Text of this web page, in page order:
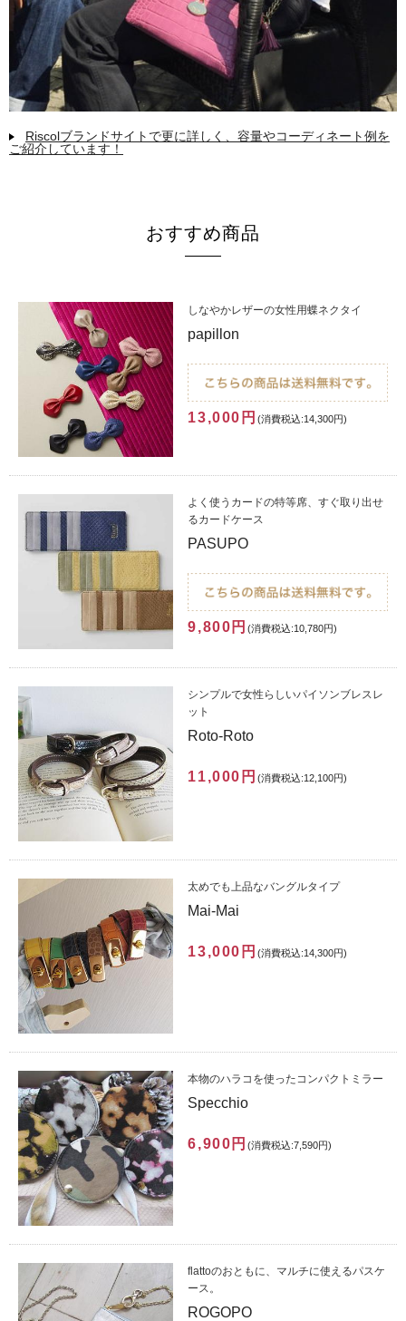
Riscolブランドサイトで更に詳しく、容量やコーディネート例を
ご紹介しています！
おすすめ商品
しなやかレザーの女性用蝶ネクタイ
papillon
13,000円 (消費税込:14,300円)
よく使うカードの特等席、すぐ取り出せ
るカードケース
PASUPO
9,800円 (消費税込:10,780円)
シンプルで女性らしいパイソンブレスレ
ット
Roto-Roto
11,000円 (消費税込:12,100円)
太めでも上品なバングルタイプ
Mai-Mai
13,000円 (消費税込:14,300円)
本物のハラコを使ったコンパクトミラー
Specchio
6,900円 (消費税込:7,590円)
flattoのおともに、マルチに使えるパスケ
ース。
ROGOPO